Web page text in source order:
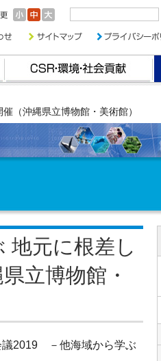
（沖縄県立博物館・美術館）
元に根差し
立博物館・
議2019 －他海域から学ぶ